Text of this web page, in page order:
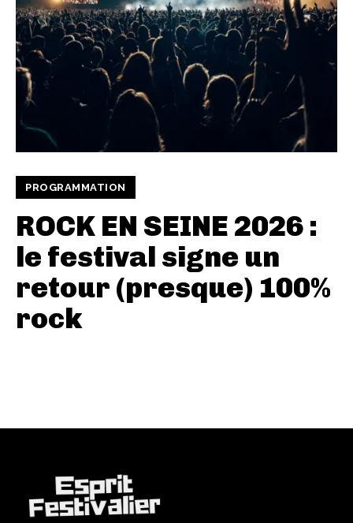
PROGRAMMATION
ROCK EN SEINE 2026 :
le festival signe un
retour (presque) 100%
rock